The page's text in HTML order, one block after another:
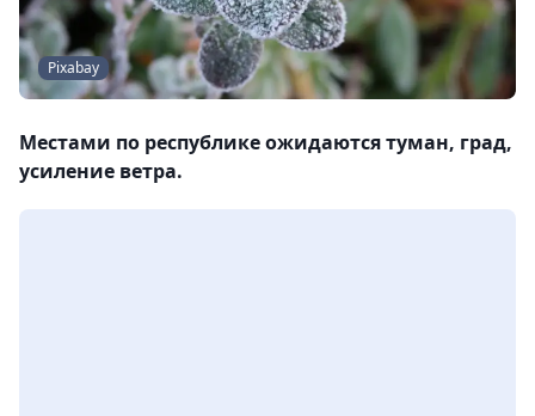
Pixabay
Местами по республике ожидаются туман, град,
усиление ветра.